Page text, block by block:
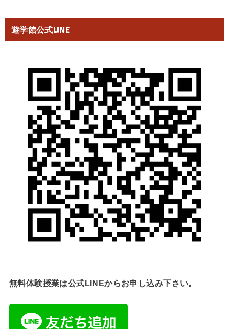
遊学館公式LINE
無料体験授業は公式LINEからお申し込み下さい。